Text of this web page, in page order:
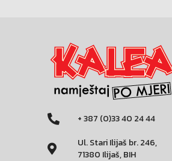
+ 387 (0)33 40 24 44
Ul. Stari Ilijaš br. 246,
71380 Ilijaš, BIH